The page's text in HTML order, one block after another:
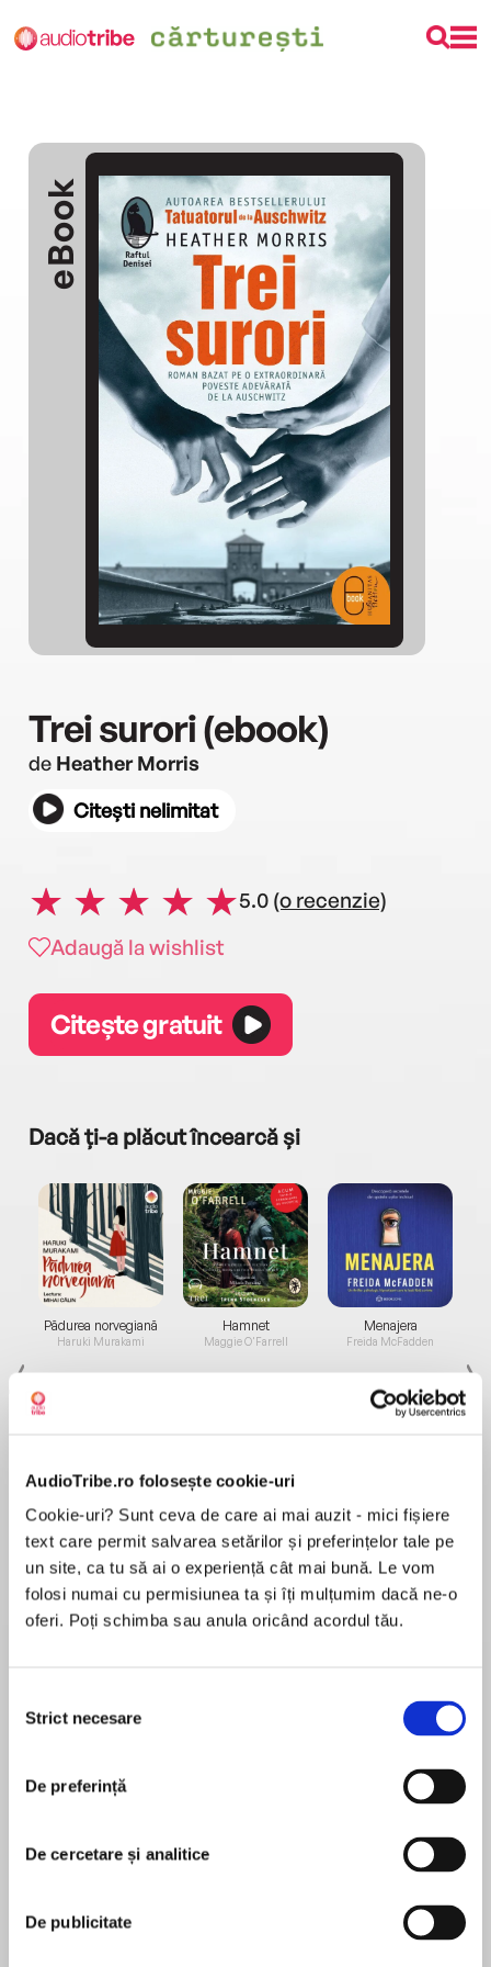
AudioTribe.ro folosește cookie-uri
Cookie-uri? Sunt ceva de care ai mai auzit - mici fișiere
text care permit salvarea setărilor și preferințelor tale pe
un site, ca tu să ai o experiență cât mai bună. Le vom
folosi numai cu permisiunea ta și îți mulțumim dacă ne-o
oferi. Poți schimba sau anula oricând acordul tău.
consimțământului
Strict necesare
De preferință
De cercetare și analitice
De publicitate
eBook
Trei surori (ebook)
de Heather Morris
Citești nelimitat
5.0 (o recenzie)
Adaugă la wishlist
Citește gratuit
Dacă ți-a plăcut încearcă și
Pădurea norvegiană
Haruki Murakami
Elita de Argint (Elita
de...
Dani Francis
Hamnet
Maggie O'Farrell
Diavolul se îmbracă de
la...
Lauren Weisberger
Menajera
Freida McFadden
Migdală
Sohn Won-pyung
Traducere de Luana Schidu
Tatuatorul de la Auschwitz, vândut în peste 7
Heather Morris a primit invitația să meargă în
Israel pentru a descoperi istoria a trei surori,
Birkenau. Petrece un timp alături de o familie
extraordinară și, datorită deja bine cunoscutului
În acest moment nu există recenzii